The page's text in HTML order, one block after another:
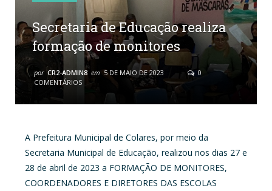
Secretaria de Educação realiza
formação de monitores
por CR2-ADMIN8 em 5 DE MAIO DE 2023
0
COMENTÁRIOS
A Prefeitura Municipal de Colares, por meio da
Secretaria Municipal de Educação, realizou nos dias 27 e
28 de abril de 2023 a FORMAÇÃO DE MONITORES,
COORDENADORES E DIRETORES DAS ESCOLAS